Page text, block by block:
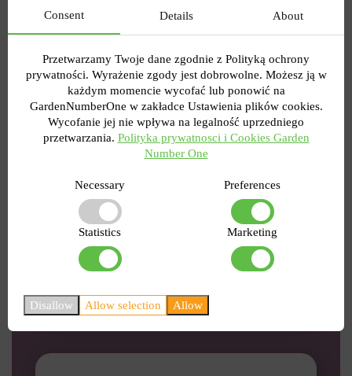
Nie warto nadużywać nawozów organicznych,
ale umiarkowana dawka przefermentowanej
próchnicy przyniesie pozytywny efekt. Należy
go zakopać w ziemi na niewielką głębokość - do
10-15 cm. Na graniczącym kręgu młodych liści
śliwki dosłownie 2-2,5 kg próchnicy. Na
dorosłym drzewie owocowym jest około 2 razy
więcej. Weź pod uwagę ważny niuans, że zbyt
kwaśna gleba jest niedopuszczalna dla śliwki,
wapna. Zdarzają się sytuacje, w których trzeba
przesadzać śliwki jesienią właśnie z powodu
niewłaściwego miejsca z kwaśną glebą.
Ponieważ ta kultura źle reaguje na zmianę
wyprzedzeniem.
Consent Details About
Przetwarzamy Twoje dane zgodnie z Polityką ochrony
prywatności. Wyrażenie zgody jest dobrowolne. Możesz ją w
każdym momencie wycofać lub ponowić na
GardenNumberOne w zakładce Ustawienia plików cookies.
Wycofanie jej nie wpływa na legalność uprzedniego
przetwarzania. Polityka prywatnosci i Cookies Garden
Number One
Necessary Preferences
Statistics Marketing
Disallow Allow selection Allow